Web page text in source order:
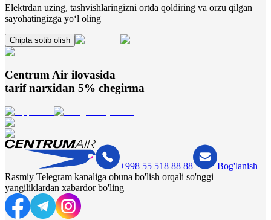
Elektrdan uzing, tashvishlaringizni ortda qoldiring va orzu qilgan
sayohatingizga yo‘l oling
Chipta sotib olish
Centrum Air ilovasida
tarif narxidan 5% chegirma
+998 55 518 88 88
Bog'lanish
Rasmiy Telegram kanaliga obuna bo'lish orqali so'nggi
yangiliklardan xabardor bo'ling